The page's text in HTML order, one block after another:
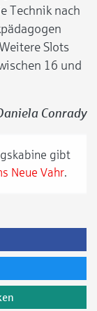
Technik nach
Slots
16 und
Conrady
gibt
Neue Vahr.